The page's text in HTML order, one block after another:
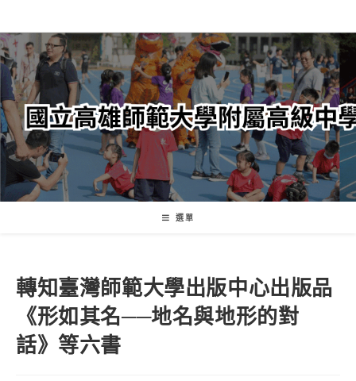
轉
至
主
內
容
選單
轉知臺灣師範大學出版中心出版品
《形如其名──地名與地形的對
話》等六書